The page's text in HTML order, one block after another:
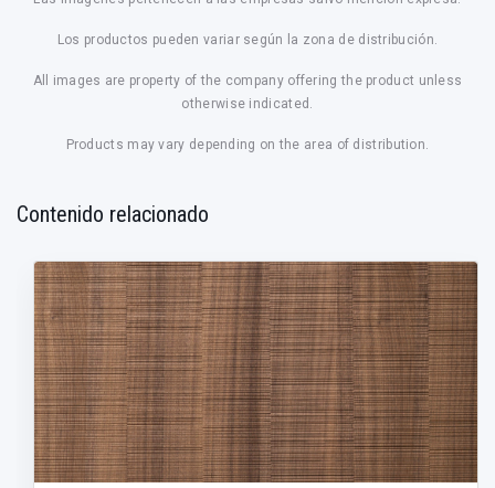
Los productos pueden variar según la zona de distribución.
All images are property of the company offering the product unless
otherwise indicated.
Products may vary depending on the area of distribution.
Contenido relacionado